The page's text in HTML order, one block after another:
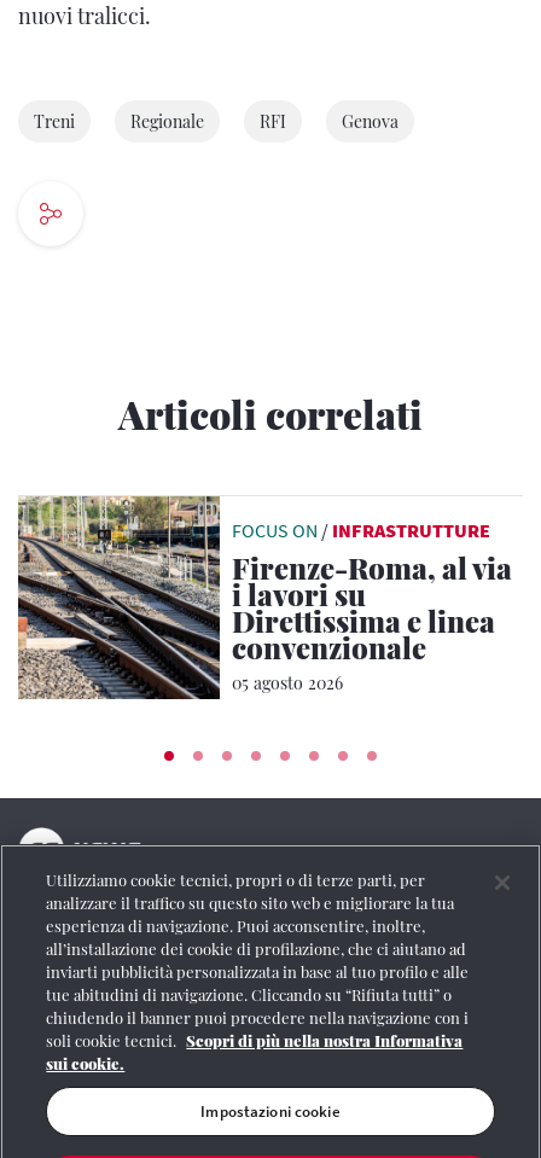
nuovi tralicci.
Treni Regionale RFI Genova
Articoli correlati
FOCUS ON / INFRASTRUTTURE
Firenze-Roma, al via
i lavori su
Direttissima e linea
convenzionale
05 agosto 2026
La testata online del Gruppo FS Italiane
Social
Se vuoi contattarci o avere altre informazioni
CONTATTI
Utilizziamo cookie tecnici, propri o di terze parti, per
analizzare il traffico su questo sito web e migliorare la tua
esperienza di navigazione. Puoi acconsentire, inoltre,
all’installazione dei cookie di profilazione, che ci aiutano ad
inviarti pubblicità personalizzata in base al tuo profilo e alle
tue abitudini di navigazione. Cliccando su “Rifiuta tutti” o
chiudendo il banner puoi procedere nella navigazione con i
soli cookie tecnici. Scopri di più nella nostra Informativa
sui cookie.
Impostazioni cookie